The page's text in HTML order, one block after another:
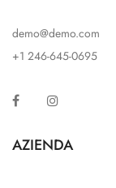
demo@demo.com
+1 246-645-0695
Facebook
AZIENDA